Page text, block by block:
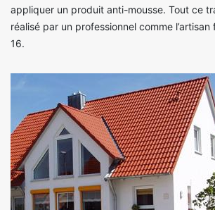
appliquer un produit anti-mousse. Tout ce
réalisé par un professionnel comme
16.